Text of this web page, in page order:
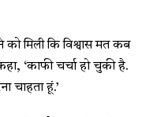
मिली कि विश्वास मत कब
‘काफी चर्चा हो चुकी है.
चाहता हूं.’